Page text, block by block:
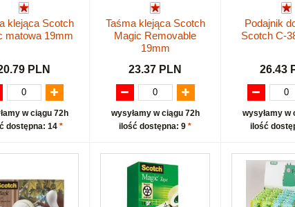
klejąca Scotch
matowa 19mm
PLN
w ciągu 72h
dostępna: 14 *
Taśma klejąca Scotch
Magic Removable
19mm
23.37 PLN
wysyłamy w ciągu 72h
ilość dostępna: 9 *
Podajnik
Scotch C-
26.43
wysyłamy w
ilość